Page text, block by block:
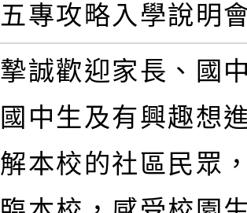
五專攻略入學說明
摯誠歡迎家長、國
國中生及有興趣想
解本校的社區民眾